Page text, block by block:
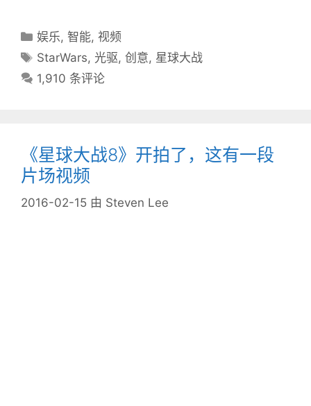
分
类
录
娱乐,智能, 视频
标
签
StarWars, 光驱,创意, 星球大战
1,910 条评论
《星球大战8》开拍了，这有一段
片场视频
2016-02-15 由 Steven Lee